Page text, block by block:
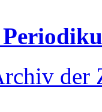
der